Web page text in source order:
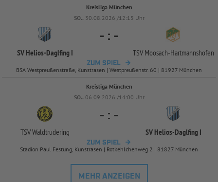
Kreisliga München
SO.. 30.08.2026 /12:15 Uhr
SV Helios-Daglfing I
- : -
TSV Moosach-Hartmannshofen
ZUM SPIEL
BSA Westpreußenstraße, Kunstrasen | Westpreußenstr. 60 | 81927 München
Kreisliga München
SO.. 06.09.2026 /14:00 Uhr
TSV Waldtrudering
- : -
SV Helios-Daglfing I
ZUM SPIEL
Stadion Paul Festung, Kunstrasen | Rotkehlchenweg 2 | 81827 München
MEHR ANZEIGEN